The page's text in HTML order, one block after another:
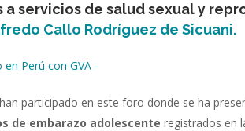
servicios de salud sexual y
Callo Rodríguez de Sicuani.
participado en este foro donde se ha
de embarazo adolescente registrados en